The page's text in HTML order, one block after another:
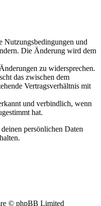
Nutzungsbedingungen und
Die Änderung wird dem
zu widersprechen.
das zwischen dem
Vertragsverhältnis mit
und verbindlich, wenn
hat.
persönlichen Daten
© phpBB Limited